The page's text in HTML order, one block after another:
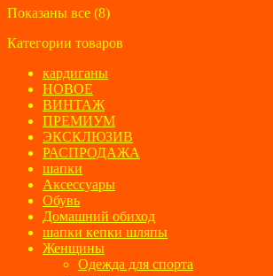
Показаны все (8)
Категории товаров
кардиганы
НОВОЕ
ВИНТАЖ
ПРЕМИУМ
ЭКСКЛЮЗИВ
РАСПРОДАЖА
шапки
Аксессуары
Обувь
Домашний обиход
шапки кепки шляпы
Женщины
Одежда для спорта